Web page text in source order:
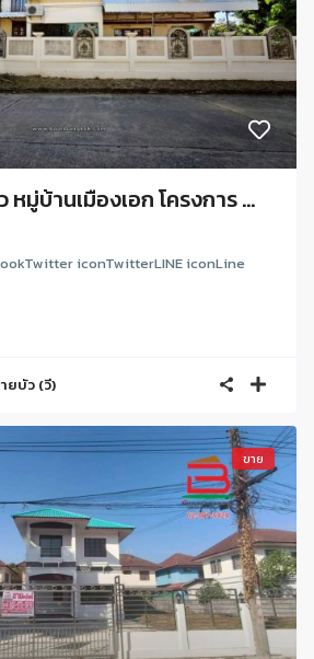
หมู่บ้านเมืองเอก โครงการ ...
iconTwitterLINE iconLine
ยบัว (วี)
ขาย